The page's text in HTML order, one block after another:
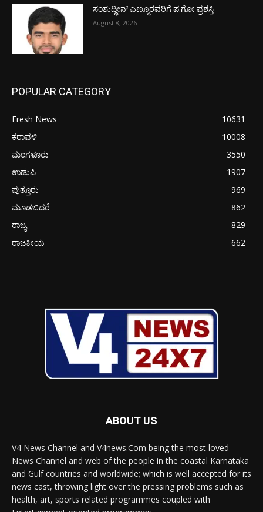
ಸಂಶುದ್ಧೀನ್ ಎಣ್ಮೂರವರಿಗೆ ಪ.ಗೋ ಪ್ರಶಸ್ತಿ
August 8, 2026
POPULAR CATEGORY
Fresh News
10631
ಕರಾವಳಿ
10008
ಮಂಗಳೂರು
3550
ಉಡುಪಿ
1907
ಪುತ್ತೂರು
969
ಮೂಡಬಿದರೆ
862
ರಾಜ್ಯ
829
ರಾಜಕೀಯ
662
ABOUT US
V4 News Channel and V4news.Com being the most loved
News Channel and web of the people in the coastal Karnataka
and Gulf countries and worldwide; which is well accepted for its
news cast, throwing light over the pressing problems such as
health, art, sports related programmes coupled with